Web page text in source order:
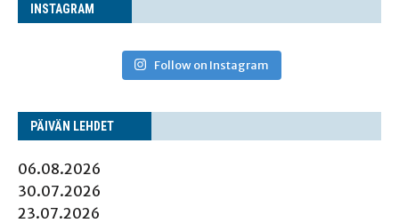
INS­TA­GRAM
Follow on Instagram
PÄI­VÄN LEHDET
06.08.2026
30.07.2026
23.07.2026